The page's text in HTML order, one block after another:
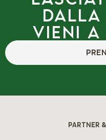
dalla
Vieni
PARTNER